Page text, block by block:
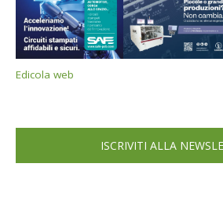
Edicola web
ISCRIVITI ALLA